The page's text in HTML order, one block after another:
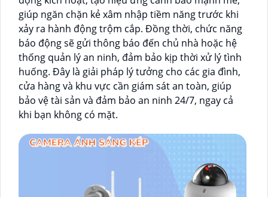
giúp ngăn chặn kẻ xâm nhập tiềm năng trước khi
xảy ra hành động trộm cắp. Đồng thời, chức năng
báo động sẽ gửi thông báo đến chủ nhà hoặc hệ
thống quản lý an ninh, đảm bảo kịp thời xử lý tình
huống. Đây là giải pháp lý tưởng cho các gia đình,
cửa hàng và khu vực cần giám sát an toàn, giúp
bảo vệ tài sản và đảm bảo an ninh 24/7, ngay cả
khi bạn không có mặt.